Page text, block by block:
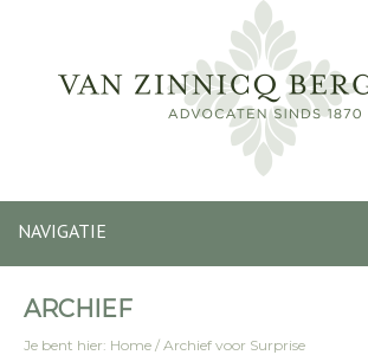
NAVIGATIE
ARCHIEF
Je bent hier: Home / Archief voor Surprise